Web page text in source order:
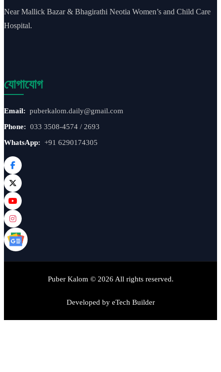
Near Mallick Bazar & Bhagirathi Neotia Women’s and Child Care
Hospital.
যোগাযোগ
Email: puberkalom.daily@gmail.com
Phone: 033 3508-4574 / 2693
WhatsApp: +91 6290174305
Puber Kalom © 2026 All rights reserved.
Developed by eTech Builder